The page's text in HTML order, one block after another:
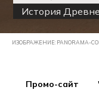
История
ИЗОБРАЖЕНИЕ: PANORAMA-
Промо-сайт